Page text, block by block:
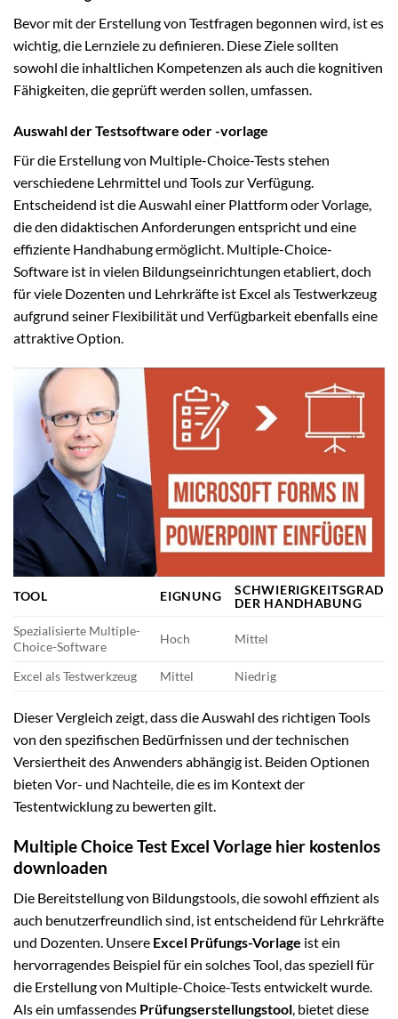
Bevor mit der Erstellung von Testfragen begonnen wird, ist es
wichtig, die Lernziele zu definieren. Diese Ziele sollten
sowohl die inhaltlichen Kompetenzen als auch die kognitiven
Fähigkeiten, die geprüft werden sollen, umfassen.
Auswahl der Testsoftware oder -vorlage
Für die Erstellung von Multiple-Choice-Tests stehen
verschiedene Lehrmittel und Tools zur Verfügung.
Entscheidend ist die Auswahl einer Plattform oder Vorlage,
die den didaktischen Anforderungen entspricht und eine
effiziente Handhabung ermöglicht. Multiple-Choice-
Software ist in vielen Bildungseinrichtungen etabliert, doch
für viele Dozenten und Lehrkräfte ist Excel als Testwerkzeug
aufgrund seiner Flexibilität und Verfügbarkeit ebenfalls eine
attraktive Option.
TOOL EIGNUNG
SCHWIERIGKEITSGRAD
DER HANDHABUNG
Spezialisierte Multiple-
Choice-Software
Hoch Mittel
Excel als Testwerkzeug Mittel Niedrig
Dieser Vergleich zeigt, dass die Auswahl des richtigen Tools
von den spezifischen Bedürfnissen und der technischen
Versiertheit des Anwenders abhängig ist. Beiden Optionen
bieten Vor- und Nachteile, die es im Kontext der
Testentwicklung zu bewerten gilt.
Multiple Choice Test Excel Vorlage hier kostenlos
downloaden
Die Bereitstellung von Bildungstools, die sowohl effizient als
auch benutzerfreundlich sind, ist entscheidend für Lehrkräfte
und Dozenten. Unsere Excel Prüfungs-Vorlage ist ein
hervorragendes Beispiel für ein solches Tool, das speziell für
die Erstellung von Multiple-Choice-Tests entwickelt wurde.
Als ein umfassendes Prüfungserstellungstool, bietet diese